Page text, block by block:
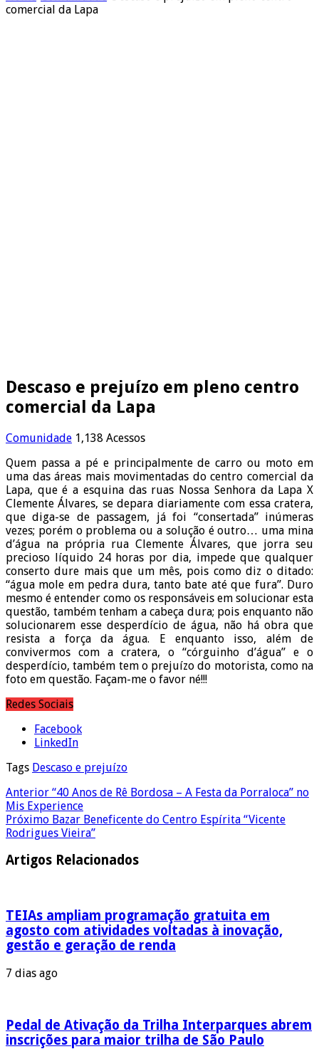
comercial da Lapa
Descaso e prejuízo em pleno centro
comercial da Lapa
Comunidade 1,138 Acessos
Quem passa a pé e principalmente de carro ou moto em
uma das áreas mais movimentadas do centro comercial da
Lapa, que é a esquina das ruas Nossa Senhora da Lapa X
Clemente Álvares, se depara diariamente com essa cratera,
que diga-se de passagem, já foi “consertada” inúmeras
vezes; porém o problema ou a solução é outro… uma mina
d’água na própria rua Clemente Álvares, que jorra seu
precioso líquido 24 horas por dia, impede que qualquer
conserto dure mais que um mês, pois como diz o ditado:
“água mole em pedra dura, tanto bate até que fura”. Duro
mesmo é entender como os responsáveis em solucionar esta
questão, também tenham a cabeça dura; pois enquanto não
solucionarem esse desperdício de água, não há obra que
resista a força da água. E enquanto isso, além de
convivermos com a cratera, o “córguinho d’água” e o
desperdício, também tem o prejuízo do motorista, como na
foto em questão. Façam-me o favor né!!!
Redes Sociais
Facebook
LinkedIn
Tags Descaso e prejuízo
Anterior “40 Anos de Rê Bordosa – A Festa da Porraloca” no
Mis Experience
Próximo Bazar Beneficente do Centro Espírita “Vicente
Rodrigues Vieira”
Artigos Relacionados
TEIAs ampliam programação gratuita em
agosto com atividades voltadas à inovação,
gestão e geração de renda
7 dias ago
Pedal de Ativação da Trilha Interparques abrem
inscrições para maior trilha de São Paulo